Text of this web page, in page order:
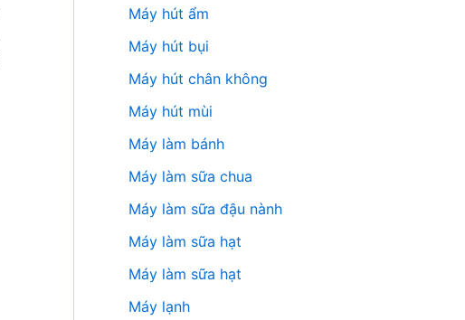
Máy hút ẩm
Máy hút bụi
Máy hút chân không
Máy hút mùi
Máy làm bánh
Máy làm sữa chua
Máy làm sữa đậu nành
Máy làm sữa hạt
Máy làm sữa hạt
Máy lạnh